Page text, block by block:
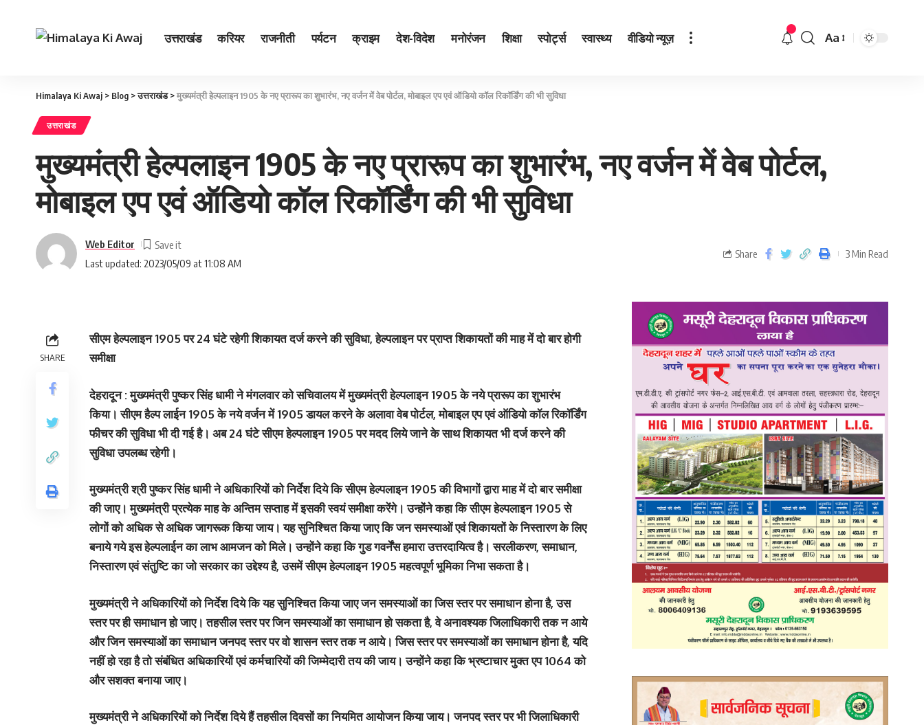
उत्तराखंड करियर राजनीती पर्यटन क्राइम देश-विदेश मनोरंजन शिक्षा स्पोर्ट्स स्वास्थ्य वीडियो न्यूज़ Aa
Himalaya Ki Awaj > Blog >उत्तराखंड>मुख्यमंत्री हेल्पलाइन 1905 के नए प्रारूप का शुभारंभ, नए वर्जन में वेब पोर्टल, मोबाइल एप एवं ऑडियो कॉल रिकॉर्डिंग की भी सुविधा
उत्तराखंड
मुख्यमंत्री हेल्पलाइन 1905 के नए प्रारूप का शुभारंभ, नए वर्जन में वेब पोर्टल,
मोबाइल एप एवं ऑडियो कॉल रिकॉर्डिंग की भी सुविधा
Last updated: 2023/05/09 at 11:08 AM
Web Editor
Share 3 Min Read
SHARE
सीएम हेल्पलाइन 1905 पर 24 घंटे रहेगी शिकायत दर्ज करने की सुविधा, हेल्पलाइन पर प्राप्त शिकायतों की माह में दो बार होगी
समीक्षा
देहरादून : मुख्यमंत्री पुष्कर सिंह धामी ने मंगलवार को सचिवालय में मुख्यमंत्री हेल्पलाइन 1905 के नये प्रारूप का शुभारंभ
किया। सीएम हैल्प लाईन 1905 के नये वर्जन में 1905 डायल करने के अलावा वेब पोर्टल, मोबाइल एप एवं ऑडियो कॉल रिकॉर्डिंग
फीचर की सुविधा भी दी गई है। अब 24 घंटे सीएम हेल्पलाइन 1905 पर मदद लिये जाने के साथ शिकायत भी दर्ज करने की
सुविधा उपलब्ध रहेगी।
मुख्यमंत्री श्री पुष्कर सिंह धामी ने अधिकारियों को निर्देश दिये कि सीएम हेल्पलाइन 1905 की विभागों द्वारा माह में दो बार समीक्षा
की जाए। मुख्यमंत्री प्रत्येक माह के अन्तिम सप्ताह में इसकी स्वयं समीक्षा करेंगे। उन्होंने कहा कि सीएम हेल्पलाइन 1905 से
लोगों को अधिक से अधिक जागरूक किया जाय। यह सुनिश्चित किया जाए कि जन समस्याओं एवं शिकायतों के निस्तारण के लिए
बनाये गये इस हेल्पलाईन का लाभ आमजन को मिले। उन्होंने कहा कि गुड गवर्नेंस हमारा उत्तरदायित्व है। सरलीकरण, समाधान,
निस्तारण एवं संतुष्टि का जो सरकार का उद्देश्य है, उसमें सीएम हेल्पलाइन 1905 महत्वपूर्ण भूमिका निभा सकता है।
मुख्यमंत्री ने अधिकारियों को निर्देश दिये कि यह सुनिश्चित किया जाए जन समस्याओं का जिस स्तर पर समाधान होना है, उस
स्तर पर ही समाधान हो जाए। तहसील स्तर पर जिन समस्याओं का समाधान हो सकता है, वे अनावश्यक जिलाधिकारी तक न आये
और जिन समस्याओं का समाधान जनपद स्तर पर वो शासन स्तर तक न आये। जिस स्तर पर समस्याओं का समाधान होना है, यदि
नहीं हो रहा है तो संबंधित अधिकारियों एवं कर्मचारियों की जिम्मेदारी तय की जाय। उन्होंने कहा कि भ्रष्टाचार मुक्त एप 1064 को
और सशक्त बनाया जाए।
मुख्यमंत्री ने अधिकारियों को निर्देश दिये हैं तहसील दिवसों का नियमित आयोजन किया जाय। जनपद स्तर पर भी जिलाधिकारी